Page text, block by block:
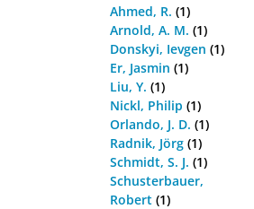
Ahmed, R. (1)
Arnold, A. M. (1)
Donskyi, Ievgen (1)
Er, Jasmin (1)
Liu, Y. (1)
Nickl, Philip (1)
Orlando, J. D. (1)
Radnik, Jörg (1)
Schmidt, S. J. (1)
Schusterbauer,
Robert (1)